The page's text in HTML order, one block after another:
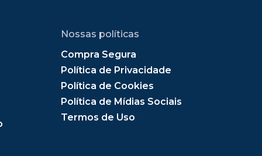
Nossas políticas
Compra Segura
Política de Privacidade
Política de Cookies
Política de Mídias Sociais
Termos de Uso